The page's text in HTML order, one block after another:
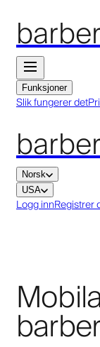
Funksjoner
Slik fungerer det
Norsk
USA
Logg innRegistrer